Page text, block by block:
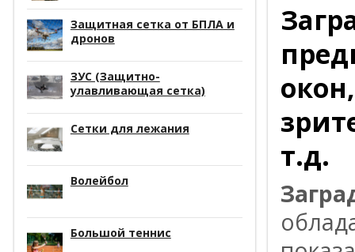
Защитная сетка от БПЛА и
дронов
ЗУС (Защитно-
улавливающая сетка)
Сетки для лежания
Волейбол
Большой теннис
т.д.